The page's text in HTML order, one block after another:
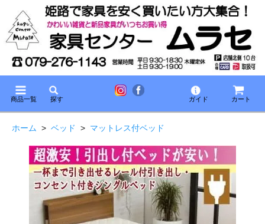
商品一覧 探す ガイド カート
ホーム > ベッド > マットレス付ベッド